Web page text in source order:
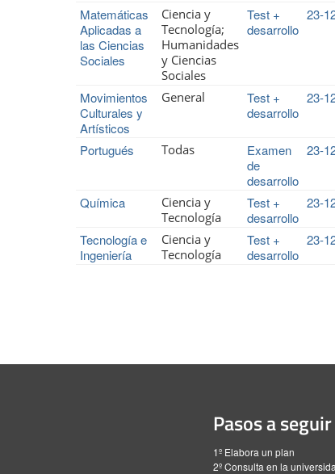
Matemáticas
Aplicadas a
las Ciencias
Sociales
Ciencia y
Tecnología;
Humanidades
y Ciencias
Sociales
Test +
desarrollo
23-
Movimientos
Culturales y
Artísticos
General
Test +
desarrollo
23-
Portugués Todas
Examen
de
desarrollo
23-
Química
Ciencia y
Tecnología
Test +
desarrollo
23-
Tecnología e
Ingeniería
Ciencia y
Tecnología
Test +
desarrollo
23-
Pasos a seguir
1º Elabora un plan
2º Consulta en la